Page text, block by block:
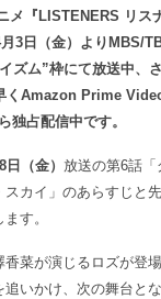
メ『LISTENERS リス
3日（金）よりMBS/
ズム”枠にて放送中、
くAmazon Prime
独占配信中です。
日（金） 放送の第6話「
スカイ」のあらすじと
す。
香菜が演じるロズが登
追いかけ、次の舞台と